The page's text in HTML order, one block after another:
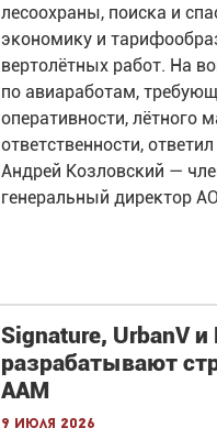
лесоохраны, поиска и
экономику и
вертолётных работ. На
по авиаработам,
оперативности, лётного
ответственности,
Андрей Козловский —
генеральный директор
Signature, UrbanV и
разрабатывают
AAM
9 июля 2026